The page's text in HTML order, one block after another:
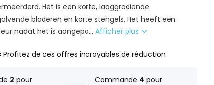
Het is een korte, laaggroeiende
bladeren en korte stengels. Het heeft een
nadat het is aangepa...Afficher plus
Profitez de ces offres incroyables de réduction
2 pour
Commande 4 pour